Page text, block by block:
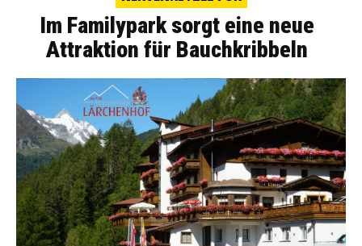
Im Familypark sorgt eine neue
Attraktion für Bauchkribbeln